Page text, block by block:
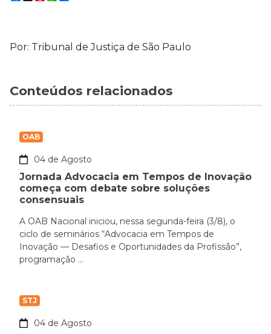
Por: Tribunal de Justiça de São Paulo
Conteúdos relacionados
OAB
04 de Agosto
Jornada Advocacia em Tempos de Inovação
começa com debate sobre soluções
consensuais
A OAB Nacional iniciou, nessa segunda-feira (3/8), o
ciclo de seminários “Advocacia em Tempos de
Inovação — Desafios e Oportunidades da Profissão”,
programação ...
STJ
04 de Agosto